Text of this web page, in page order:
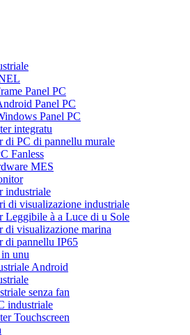
Panel PC
Panel PC
Panel PC
integratu
di PC di pannellu murale
Fanless
MES
industriale
di visualizazione industriale
Leggibile à a Luce di u Sole
di visualizazione marina
di pannellu IP65
unu
Android
senza fan
industriale
Touchscreen